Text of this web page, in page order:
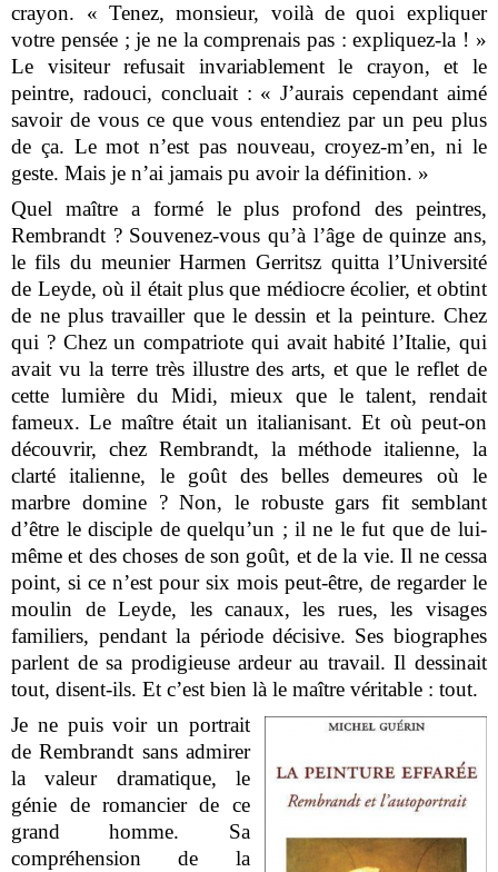
crayon. « Tenez, monsieur, voilà de quoi expliquer
votre pensée ; je ne la comprenais pas : expliquez-la ! »
Le visiteur refusait invariablement le crayon, et le
peintre, radouci, concluait : « J’aurais cependant aimé
savoir de vous ce que vous entendiez par un peu plus
de ça. Le mot n’est pas nouveau, croyez-m’en, ni le
geste. Mais je n’ai jamais pu avoir la définition. »
Quel maître a formé le plus profond des peintres,
Rembrandt ? Souvenez-vous qu’à l’âge de quinze ans,
le fils du meunier Harmen Gerritsz quitta l’Université
de Leyde, où il était plus que médiocre écolier, et obtint
de ne plus travailler que le dessin et la peinture. Chez
qui ? Chez un compatriote qui avait habité l’Italie, qui
avait vu la terre très illustre des arts, et que le reflet de
cette lumière du Midi, mieux que le talent, rendait
fameux. Le maître était un italianisant. Et où peut-on
découvrir, chez Rembrandt, la méthode italienne, la
clarté italienne, le goût des belles demeures où le
marbre domine ? Non, le robuste gars fit semblant
d’être le disciple de quelqu’un ; il ne le fut que de lui-
même et des choses de son goût, et de la vie. Il ne cessa
point, si ce n’est pour six mois peut-être, de regarder le
moulin de Leyde, les canaux, les rues, les visages
familiers, pendant la période décisive. Ses biographes
parlent de sa prodigieuse ardeur au travail. Il dessinait
tout, disent-ils. Et c’est bien là le maître véritable : tout.
Je ne puis voir un portrait
de Rembrandt sans admirer
la valeur dramatique, le
génie de romancier de ce
grand homme. Sa
compréhension de la